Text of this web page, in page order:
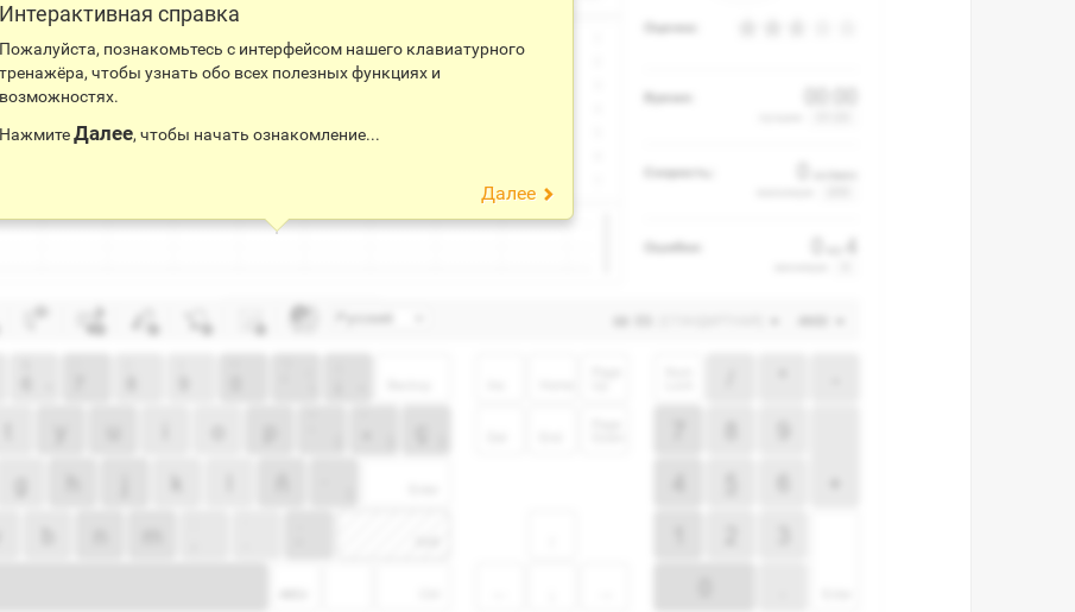
Интерактивная справка
Пожалуйста, познакомьтесь с интерфейсом нашего клавиатурного
тренажёра, чтобы узнать обо всех полезных функциях и
возможностях.
НажмитеДалее, чтобы начать ознакомление...
Далее